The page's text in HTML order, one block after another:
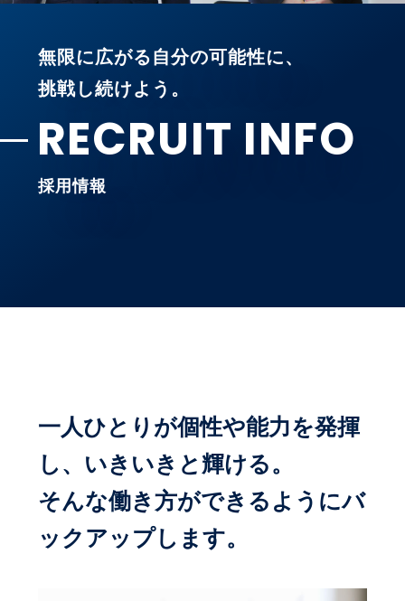
無限に広がる自分の可能性に、
挑戦し続けよう。
RECRUIT INFO
採用情報
一人ひとりが個性や能力を発揮
し、いきいきと輝ける。
そんな働き方ができるようにバ
ックアップします。